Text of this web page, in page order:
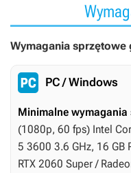
Wymagania sprzętowe
PC / Windows
Minimalne wymagania
(1080p, 60 fps) Intel
5 3600 3.6 GHz, 16 GB
RTX 2060 Super /